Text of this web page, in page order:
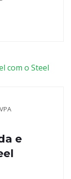
VPA
e